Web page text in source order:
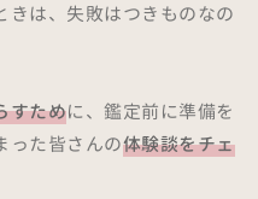
きは、失敗はつきものなの
すために、鑑定前に準備を
った皆さんの体験談をチェ